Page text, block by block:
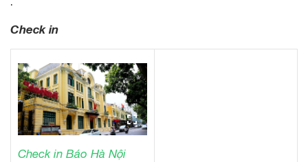
Check in
Check in Báo Hà Nội